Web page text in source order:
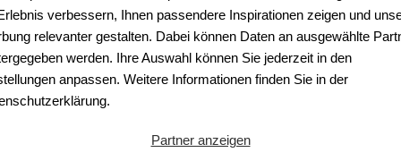
verbessern, Ihnen passendere Inspirationen zeigen und
relevanter gestalten. Dabei können Daten an ausgewählte
werden. Ihre Auswahl können Sie jederzeit in den
anpassen. Weitere Informationen finden Sie in der
Partner anzeigen
Da ist etwas schiefgelaufen.
Leider ist ein technischer Fehler aufgetreten.
Bitte laden Sie die Seite neu.